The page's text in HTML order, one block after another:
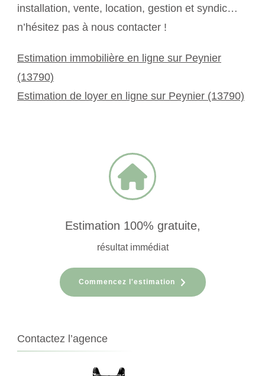
installation, vente, location, gestion et syndic…
n’hésitez pas à nous contacter !
Estimation immobilière en ligne sur Peynier
(13790)
Estimation de loyer en ligne sur Peynier (13790)
Estimation 100% gratuite,
résultat immédiat
Commencez l'estimation
Contactez l’agence